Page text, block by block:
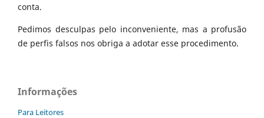
conta.
Pedimos desculpas pelo inconveniente, mas a profusão
de perfis falsos nos obriga a adotar esse procedimento.
Informações
Para Leitores